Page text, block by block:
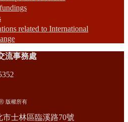
related to International
流事務處
版權所有
市士林區臨溪路70號